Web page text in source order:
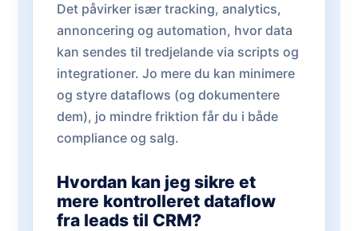
Det påvirker især tracking, analytics,
annoncering og automation, hvor data
kan sendes til tredjelande via scripts og
integrationer. Jo mere du kan minimere
og styre dataflows (og dokumentere
dem), jo mindre friktion får du i både
compliance og salg.
Hvordan kan jeg sikre et
mere kontrolleret dataflow
fra leads til CRM?